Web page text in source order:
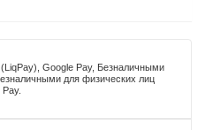
(LiqPay), Google Pay, Безналичными
для физических лиц